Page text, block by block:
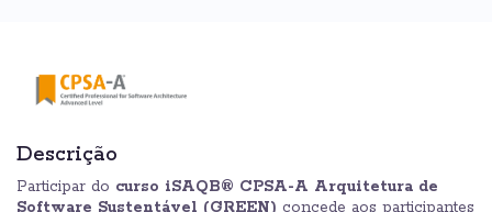
Descrição
Participar do curso iSAQB® CPSA-A Arquitetura de
Software Sustentável (GREEN) concede aos participantes